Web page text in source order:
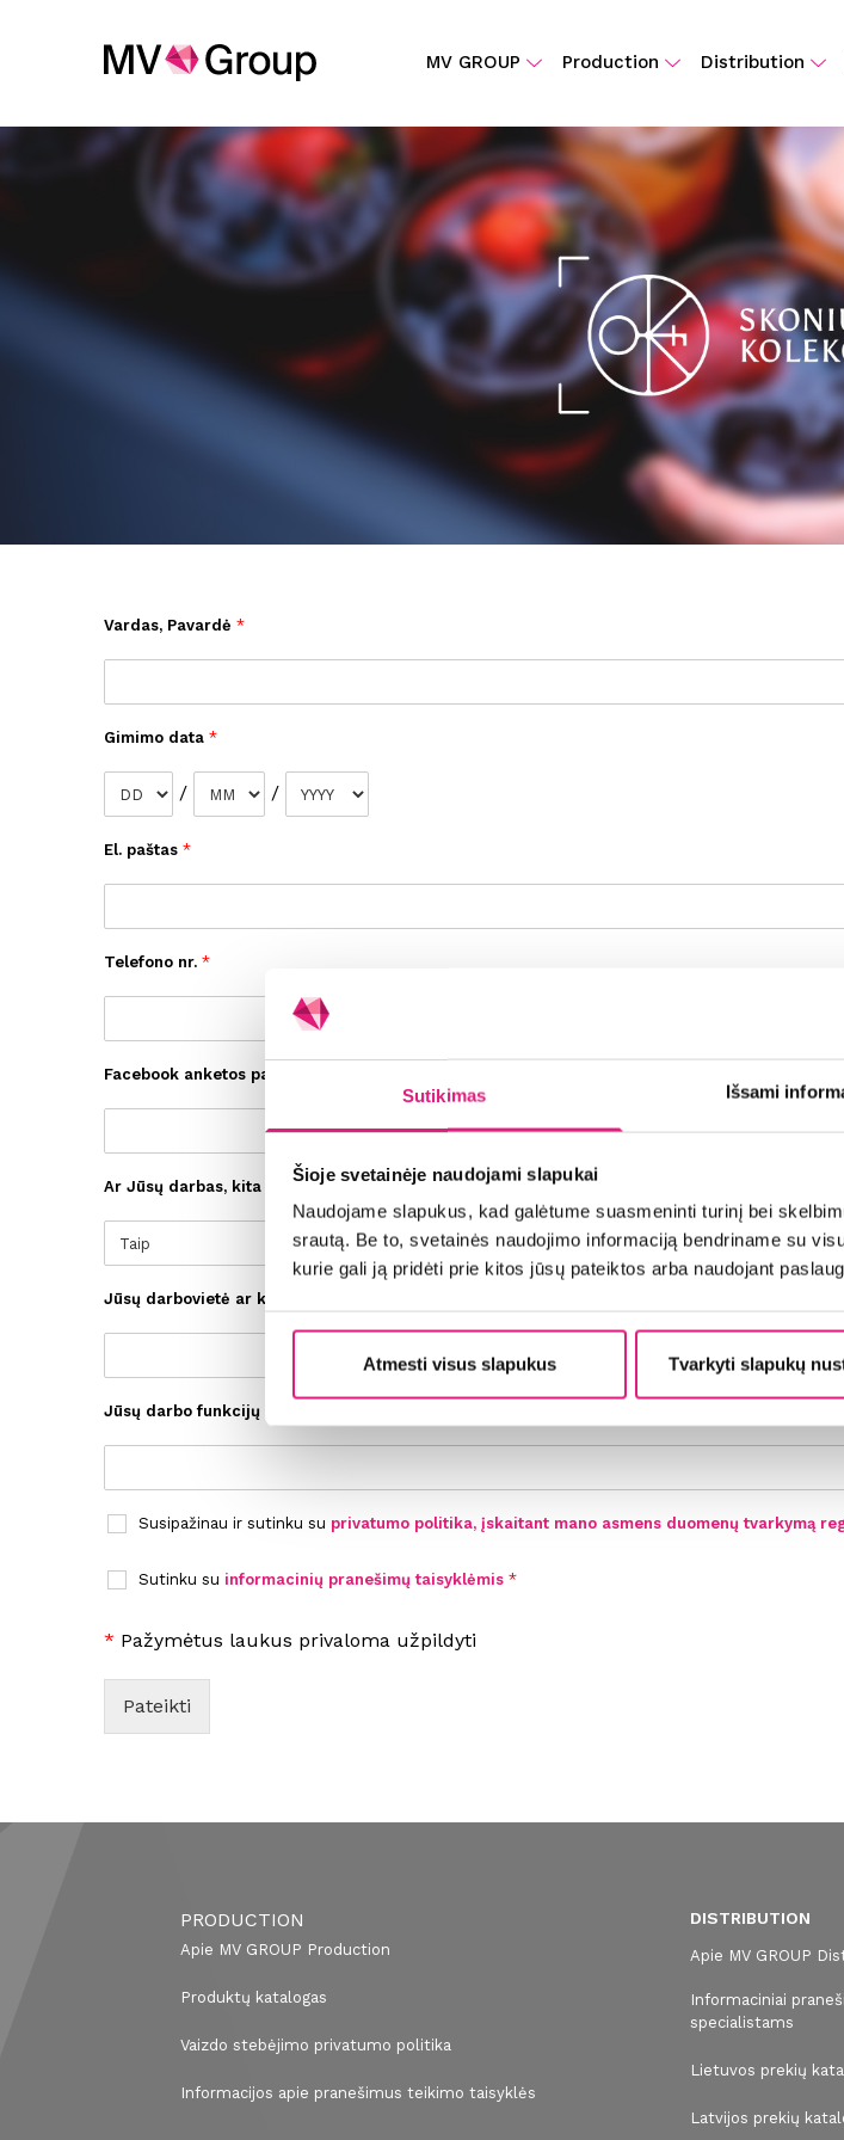
Sutikimas Išsami
Šioje svetainėje naudojami slapukai
Naudojame slapukus, kad galėtume suasmeninti turinį bei
srautą. Be to, svetainės naudojimo informaciją bendriname su
kurie gali ją pridėti prie kitos jūsų pateiktos arba naudojant
Atmesti visus slapukus Tvarkyti slapukų
MV GROUP Production Distribution
Vardas, Pavardė *
Gimimo data *
/ /
El. paštas *
Telefono nr. *
Facebook anketos pavadinimas (reikalinga priėmimui į grupę)
Ar Jūsų darbas, kita veikla (pvz. individuali) susijusi su alkoholiniais gėrimais?
Jūsų darbovietė ar kita veikla
Jūsų darbo funkcijų ar kitos veiklos apibūdinimas (pvz.: pirkimų/pardavimų vadybininkas,
Susipažinau ir sutinku su privatumo politika, įskaitant mano asmens duomenų tvarkymą
Sutinku su informacinių pranešimų taisyklėmis *
* Pažymėtus laukus privaloma užpildyti
Pateikti
PRODUCTION
Apie MV GROUP Production
Produktų katalogas
Vaizdo stebėjimo privatumo politika
Informacijos apie pranešimus teikimo taisyklės
DISTRIBUTION
Apie MV GROUP
Informaciniai
specialistams
Lietuvos prekių
Latvijos prekių
Rinktis failą* Nepasirinktas joks failas
Laukelius, pažymėtus žvaigždute,
tvarkymo sąlygos.Taisyklės ir sąlygos.